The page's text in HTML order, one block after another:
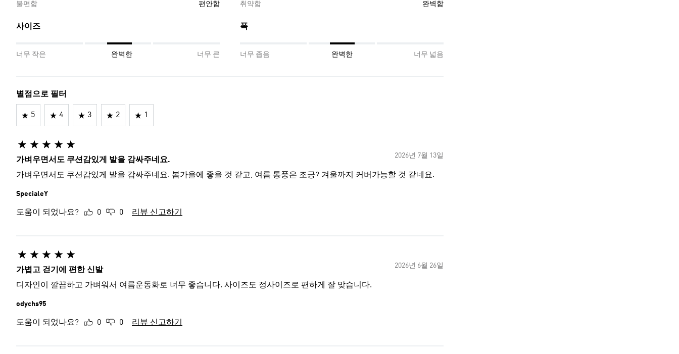
불편함 편안함 취약함 완벽함
사이즈
너무 작은 완벽한 너무 큰
폭
너무 좁음 완벽한 너무 넓음
별점으로 필터
5 4 3 2 1
2026년 7월 13일
가벼우면서도 쿠션감있게 발을 감싸주네요.
가벼우면서도 쿠션감있게 발을 감싸주네요. 봄가을에 좋을 것 같고, 여름 통풍은 조긍? 겨울까지 커버가능할 것 같네요.
SpecialeY
도움이 되었나요? 0 0 리뷰 신고하기
2026년 6월 26일
가볍고 걷기에 편한 신발
디자인이 깔끔하고 가벼워서 여름운동화로 너무 좋습니다. 사이즈도 정사이즈로 편하게 잘 맞습니다.
odychs95
도움이 되었나요? 0 0 리뷰 신고하기